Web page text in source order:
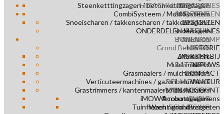
Steenketttingzagen / betonketttingzagen
CombiSysteem / MultiSysteem
Snoeischaren / takkenscharen / takkenzagen /
snoeizagen
Maaien en
Grond Bewerken
Zitmaaiers
Mulchmaaiers
Grasmaaiers / mulchmaaiers
Verticuteermachines / gazonbeluchters
Grastrimmers / kantenmaaiers / bosmaaiers
iMOW® robotmaaiers
Tuinfrezen / grondfrezen
HITACHI-LANDCROS
AMAZONE
HOLDER
ETESIA
ASECOS
NIMOS
HONDA
BATTIPAV
EMPAS
DEL MORINO
AL HANDLING
EHRLE
SCHLIESING
REPARATIES
ONDERDELEN
BESTELLEN
ONDERDELEN MACHINES
BONENKAMP
HISTORIE
WERKEN BIJ
NIEUWS
CONTACT
VA KEUR
MIJN ACCOUNT
Accountgegevens
Wachtwoord vergeten